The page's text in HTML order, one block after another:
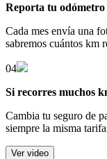
Reporta tu odómetro
Cada mes envía una
sabremos cuántos km
04
Si recorres muchos
Cambia tu seguro de
siempre la misma
Ver video